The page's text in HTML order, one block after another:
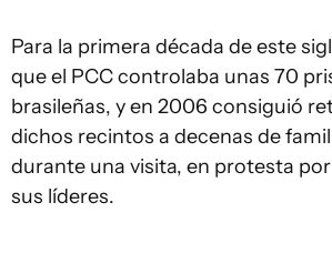
Para la primera década de este
que el PCC controlaba unas 70
brasileñas, y en 2006 consiguió
dichos recintos a decenas de
durante una visita, en protesta
sus líderes.